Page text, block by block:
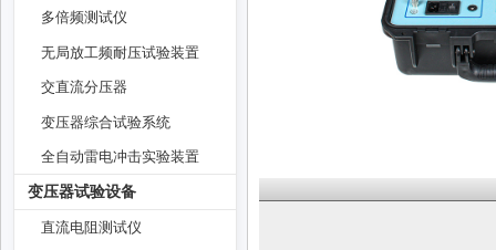
多倍频测试仪
无局放工频耐压试验装置
交直流分压器
变压器综合试验系统
全自动雷电冲击实验装置
变压器试验设备
直流电阻测试仪